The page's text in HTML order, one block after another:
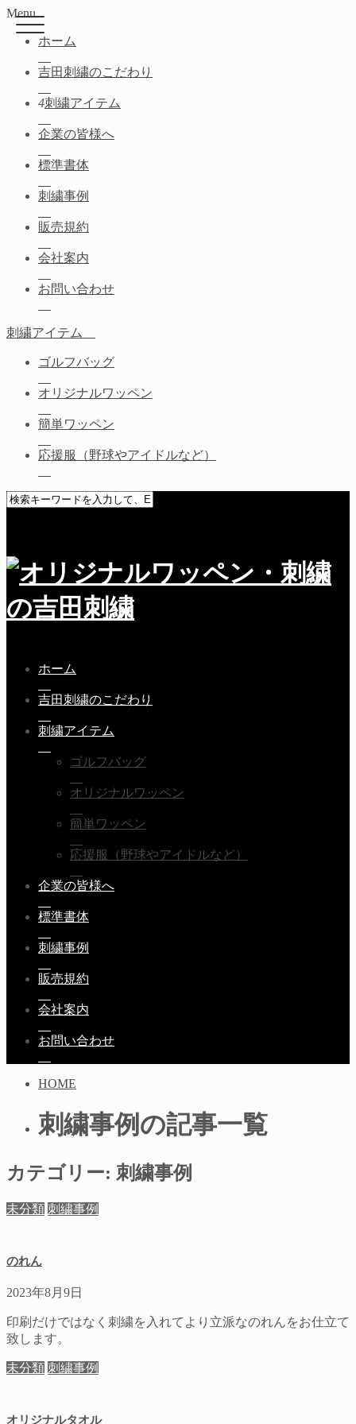
Menu
ホーム
吉田刺繍のこだわり
4刺繍アイテム
企業の皆様へ
標準書体
刺繍事例
販売規約
会社案内
お問い合わせ
刺繍アイテム
ゴルフバッグ
オリジナルワッペン
簡単ワッペン
応援服（野球やアイドルなど）
ホーム
吉田刺繍のこだわり
刺繍アイテム
ゴルフバッグ
オリジナルワッペン
簡単ワッペン
応援服（野球やアイドルなど）
企業の皆様へ
標準書体
刺繍事例
販売規約
会社案内
お問い合わせ
HOME
刺繍事例の記事一覧
カテゴリー: 刺繍事例
未分類 刺繍事例
のれん
2023年8月9日
印刷だけではなく刺繍を入れてより立派なのれんをお仕立て
致します。
未分類 刺繍事例
オリジナルタオル